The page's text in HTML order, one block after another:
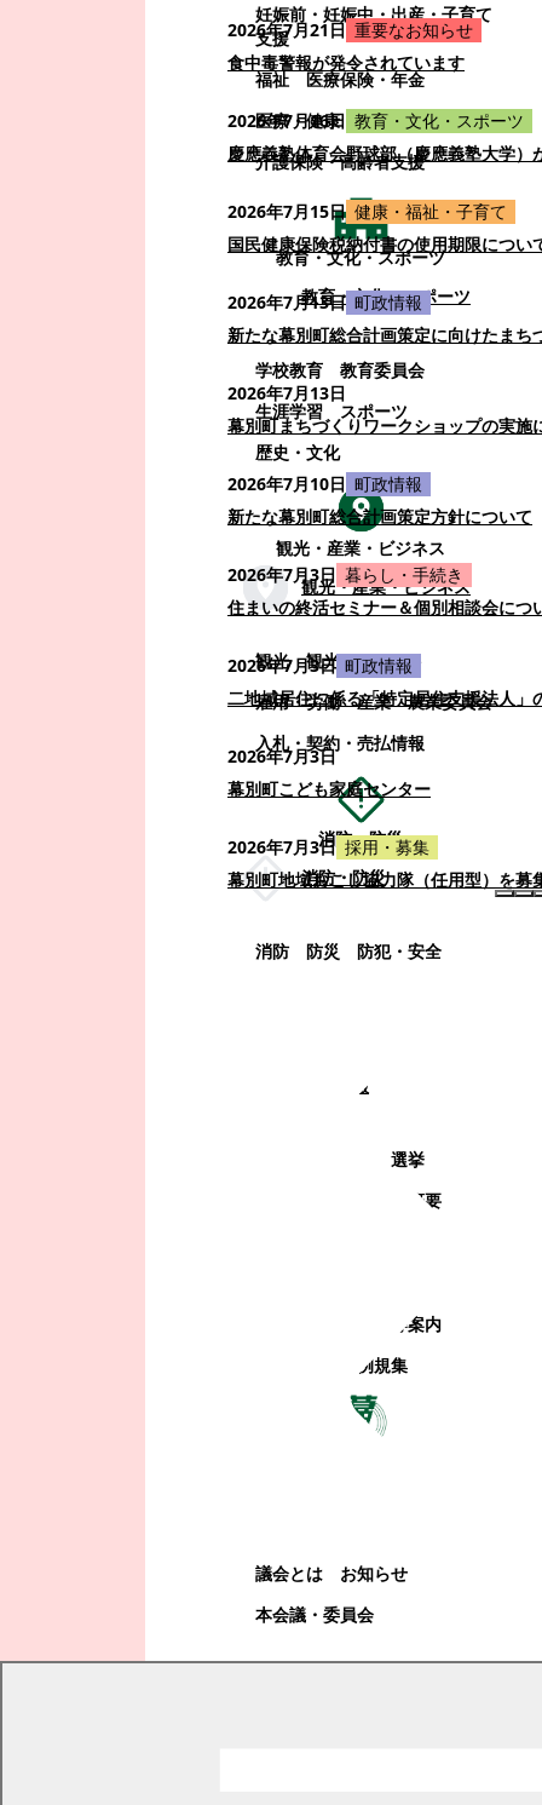
妊娠前・妊娠中・出産・子育て
支援
福祉
医療保険・年金
医療・健康
介護保険・高齢者支援
教育・文化・スポーツ
教育・文化・スポーツ
学校教育
教育委員会
生涯学習
スポーツ
歴史・文化
観光・産業・ビジネス
観光・産業・ビジネス
観光
観光・イベント
雇用・労働
産業
農業委員会
入札・契約・売払情報
消防・防災
消防・防災
消防 防災 防犯・安全
町政情報
選挙
町の概要
観光地・公共施設等案内
電子掲示場・例規集
議会とは
お知らせ
本会議・委員会
2026年7月21日 重要なお知らせ
食中毒警報が発令されています
2026年7月16日 教育・文化・スポーツ
慶應義塾体育会野球部（慶應義塾大学）
2026年7月15日 健康・福祉・子育て
国民健康保険税納付書の使用期限につい
2026年7月13日 町政情報
新たな幕別町総合計画策定に向けたまち
2026年7月13日
幕別町まちづくりワークショップの実施
2026年7月10日 町政情報
新たな幕別町総合計画策定方針について
2026年7月3日 暮らし・手続き
住まいの終活セミナー＆個別相談会につ
2026年7月3日 町政情報
二地域居住に係る「特定居住支援法人」
2026年7月3日
幕別町こども家庭センター
2026年7月3日 採用・募集
幕別町地域おこし協力隊（任用型）を募